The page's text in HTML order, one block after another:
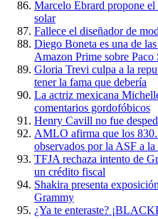
Marcelo Ebrard propone
solar
Fallece el diseñador de
Diego Boneta es una de
Amazon Prime sobre Paco
Gloria Trevi culpa a la
tener la fama que debería
La actriz mexicana
comentarios gordofóbicos
Henry Cavill no fue
AMLO afirma que los
observados por la ASF a
TFJA rechaza intento de
un crédito fiscal
Shakira presenta
Grammy
¿Ya te enteraste?